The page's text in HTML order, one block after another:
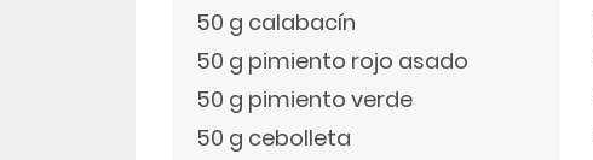
50 g calabacín
50 g pimiento rojo asado
50 g pimiento verde
50 g cebolleta